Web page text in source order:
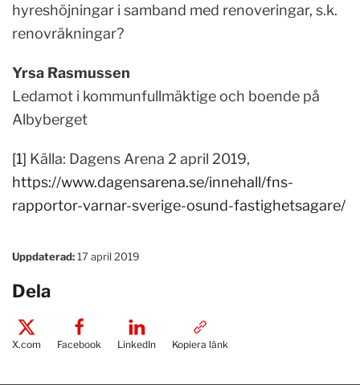
hyreshöjningar i samband med renoveringar, s.k.
renovräkningar?
Yrsa Rasmussen
Ledamot i kommunfullmäktige och boende på
Albyberget
[1] Källa: Dagens Arena 2 april 2019,
https://www.dagensarena.se/innehall/fns-
rapportor-varnar-sverige-osund-fastighetsagare/
Uppdaterad:17 april 2019
Dela
X.com Facebook LinkedIn Kopiera länk